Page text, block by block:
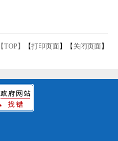
【TOP】 【打印页面 】【 关闭页面 】